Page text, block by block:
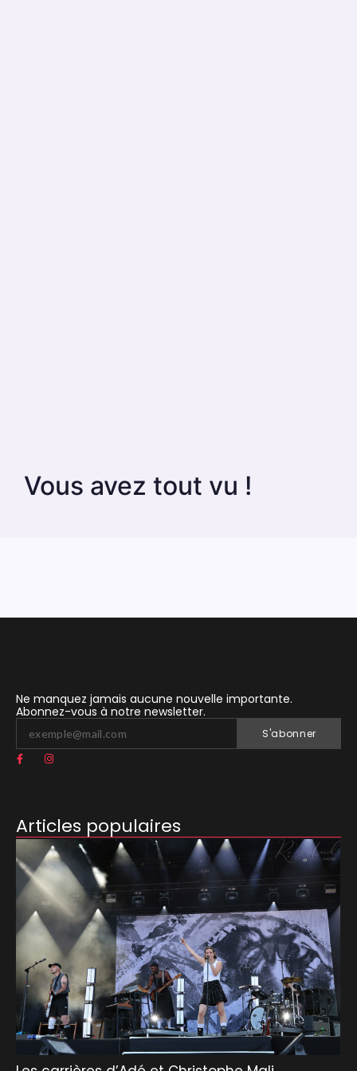
Vous avez tout vu !
Ne manquez jamais aucune nouvelle importante.
Abonnez-vous à notre newsletter.
S'abonner
Articles populaires